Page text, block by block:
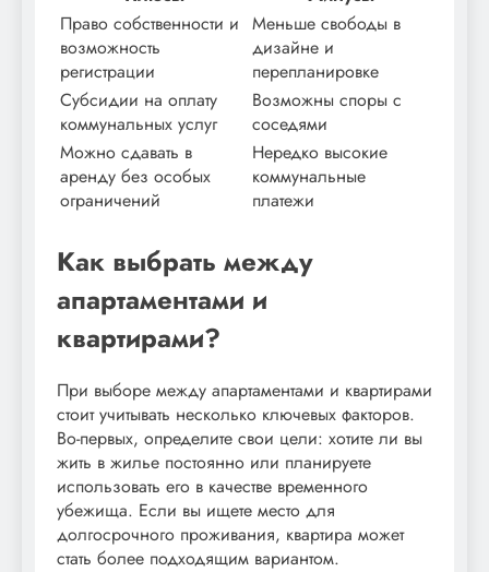
Право собственности и
возможность
регистрации
Меньше свободы в
дизайне и
перепланировке
Субсидии на оплату
коммунальных услуг
Возможны споры с
соседями
Можно сдавать в
аренду без особых
ограничений
Нередко высокие
коммунальные
платежи
Как выбрать между
апартаментами и
квартирами?
При выборе между апартаментами и квартирами
стоит учитывать несколько ключевых факторов.
Во-первых, определите свои цели: хотите ли вы
жить в жилье постоянно или планируете
использовать его в качестве временного
убежища. Если вы ищете место для
долгосрочного проживания, квартира может
стать более подходящим вариантом.